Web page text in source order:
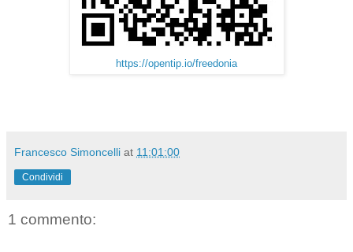
https://opentip.io/freedonia
Francesco Simoncelli at 11:01:00
Condividi
1 commento: